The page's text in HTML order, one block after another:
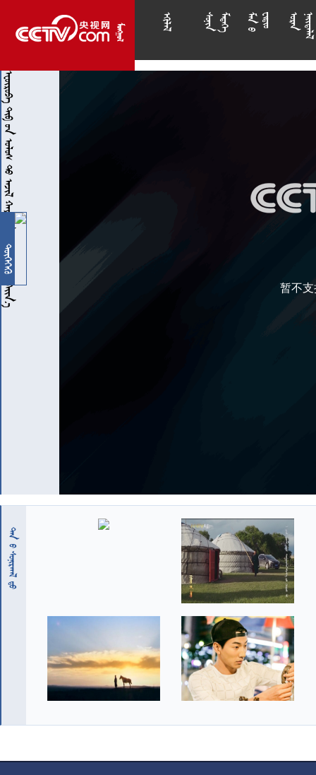
 








    











         暂不
 